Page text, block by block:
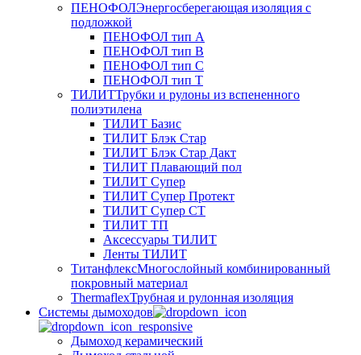
ПЕНОФОЛЭнергосберегающая изоляция с
подложкой
ПЕНОФОЛ тип А
ПЕНОФОЛ тип B
ПЕНОФОЛ тип C
ПЕНОФОЛ тип T
ТИЛИТТрубки и рулоны из вспененного
полиэтилена
ТИЛИТ Базис
ТИЛИТ Блэк Стар
ТИЛИТ Блэк Стар Дакт
ТИЛИТ Плавающий пол
ТИЛИТ Супер
ТИЛИТ Супер Протект
ТИЛИТ Супер СТ
ТИЛИТ ТП
Аксессуары ТИЛИТ
Ленты ТИЛИТ
ТитанфлексМногослойный комбинированный
покровный материал
ThermaflexТрубная и рулонная изоляция
Cистемы дымоходов
Дымоход керамический